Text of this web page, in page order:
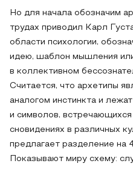
Но для начала обозначим
трудах приводил Карл
области психологии,
идею, шаблон мышления
в коллективном
Считается, что архетипы
аналогом инстинкта и
и символов,
сновидениях в различных
предлагает разделение на
Показывают миру схему: